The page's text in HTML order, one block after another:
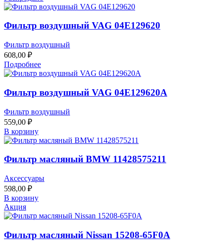
Фильтр воздушный VAG 04E129620
Фильтр воздушный
608,00 ₽
Подробнее
Фильтр воздушный VAG 04E129620A
Фильтр воздушный
559,00 ₽
В корзину
Фильтр масляный BMW 11428575211
Аксессуары
598,00 ₽
В корзину
Акция
Фильтр масляный Nissan 15208-65F0A